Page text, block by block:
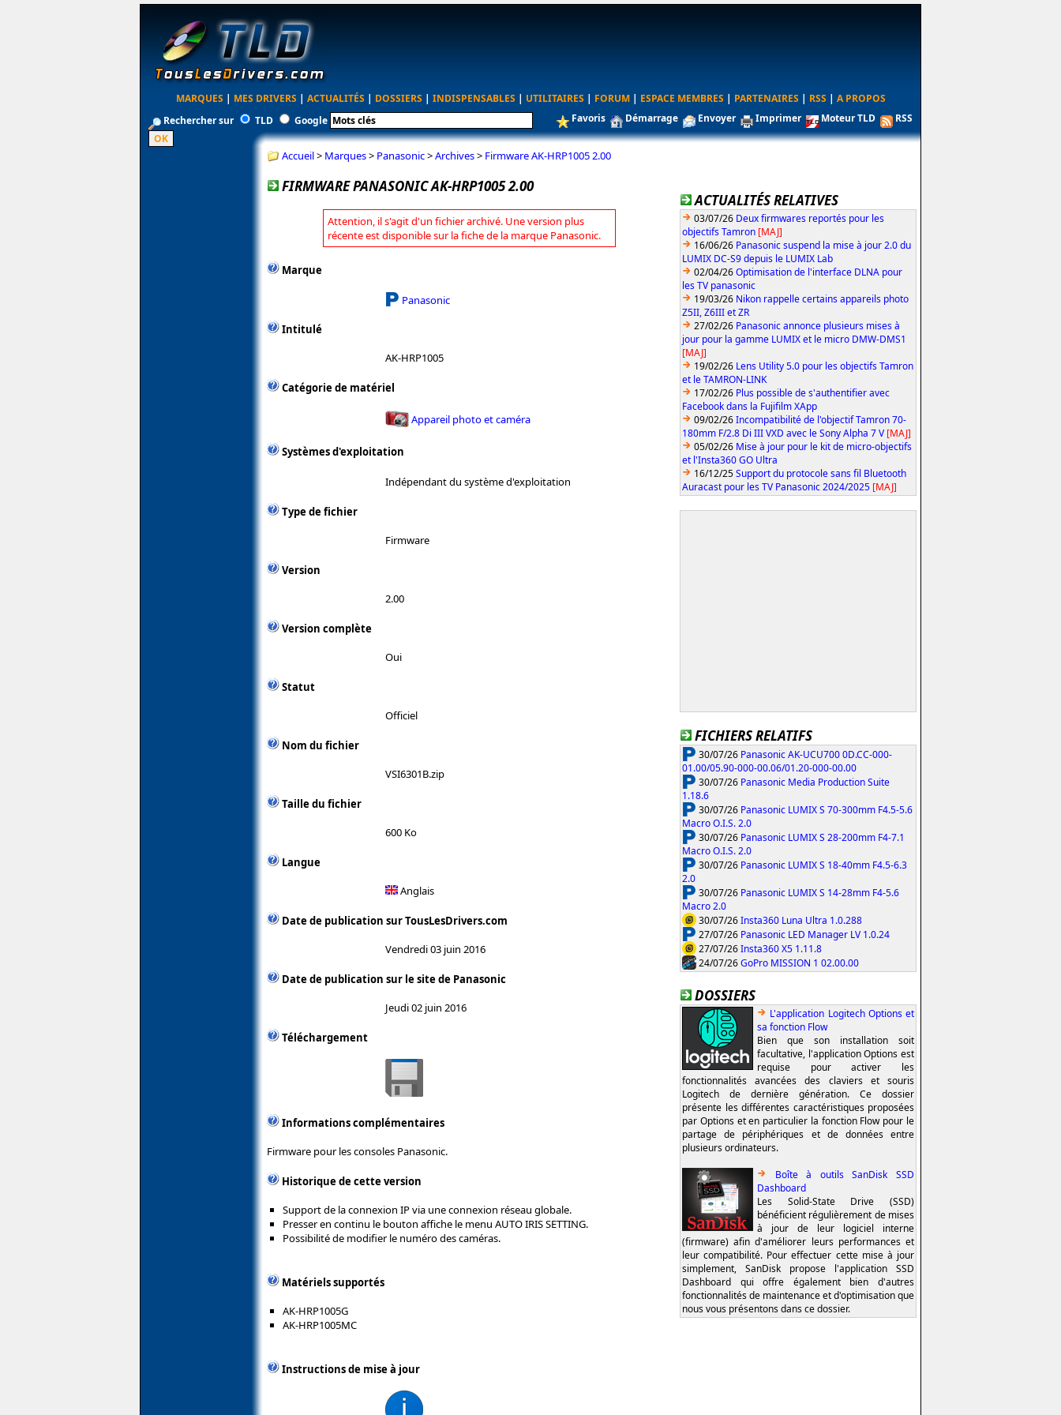
MARQUES | MES DRIVERS | ACTUALITÉS | DOSSIERS | INDISPENSABLES | UTILITAIRES | FORUM | ESPACE MEMBRES | PARTENAIRES | RSS | A PROPOS
Rechercher sur
TLD Google Favoris Démarrage Envoyer Imprimer Moteur TLD RSS
Accueil> Marques> Panasonic>Archives> Firmware AK-HRP1005 2.00
FIRMWARE PANASONIC AK-HRP1005 2.00
Attention, il s'agit d'un fichier archivé. Une version plus
récente est disponible sur la fiche de la marque Panasonic.
Marque
Panasonic
Intitulé
AK-HRP1005
Catégorie de matériel
Appareil photo et caméra
Systèmes d'exploitation
Indépendant du système d'exploitation
Type de fichier
Firmware
Version
2.00
Version complète
Oui
Statut
Officiel
Nom du fichier
VSI6301B.zip
Taille du fichier
600 Ko
Langue
Anglais
Date de publication sur TousLesDrivers.com
Vendredi 03 juin 2016
Date de publication sur le site de Panasonic
Jeudi 02 juin 2016
Téléchargement
Informations complémentaires
Firmware pour les consoles Panasonic.
Historique de cette version
Support de la connexion IP via une connexion réseau globale.
Presser en continu le bouton affiche le menu AUTO IRIS SETTING.
Possibilité de modifier le numéro des caméras.
Matériels supportés
AK-HRP1005G
AK-HRP1005MC
Instructions de mise à jour
ACTUALITÉS RELATIVES
03/07/26 Deux firmwares reportés pour les
objectifs Tamron [MAJ]
16/06/26 Panasonic suspend la mise à jour 2.0 du
LUMIX DC-S9 depuis le LUMIX Lab
02/04/26Optimisation de l'interface DLNA pour
les TV panasonic
19/03/26 Nikon rappelle certains appareils photo
Z5II, Z6III et ZR
27/02/26 Panasonic annonce plusieurs mises à
jour pour la gamme LUMIX et le micro DMW-DMS1
[MAJ]
19/02/26 Lens Utility 5.0 pour les objectifs Tamron
et le TAMRON-LINK
17/02/26 Plus possible de s'authentifier avec
Facebook dans la Fujifilm XApp
09/02/26Incompatibilité de l'objectif Tamron 70-
180mm F/2.8 Di III VXD avec le Sony Alpha 7 V [MAJ]
05/02/26 Mise à jour pour le kit de micro-objectifs
et l'Insta360 GO Ultra
16/12/25Support du protocole sans fil Bluetooth
Auracast pour les TV Panasonic 2024/2025 [MAJ]
FICHIERS RELATIFS
30/07/26 Panasonic AK-UCU700 0D.CC-000-
01.00/05.90-000-00.06/01.20-000-00.00
30/07/26 Panasonic Media Production Suite
1.18.6
30/07/26 Panasonic LUMIX S 70-300mm F4.5-5.6
Macro O.I.S. 2.0
30/07/26 Panasonic LUMIX S 28-200mm F4-7.1
Macro O.I.S. 2.0
30/07/26 Panasonic LUMIX S 18-40mm F4.5-6.3
2.0
30/07/26 Panasonic LUMIX S 14-28mm F4-5.6
Macro 2.0
30/07/26Insta360 Luna Ultra 1.0.288
27/07/26 Panasonic LED Manager LV 1.0.24
27/07/26Insta360 X5 1.11.8
24/07/26GoPro MISSION 1 02.00.00
DOSSIERS
L'application Logitech Options et
sa fonction Flow
Bien que son installation soit
facultative, l'application Options est
requise pour activer les
fonctionnalités avancées des claviers et souris
Logitech de dernière génération. Ce dossier
présente les différentes caractéristiques proposées
par Options et en particulier la fonction Flow pour le
partage de périphériques et de données entre
plusieurs ordinateurs.
Boîte à outils SanDisk SSD
Dashboard
Les Solid-State Drive (SSD)
bénéficient régulièrement de mises
à jour de leur logiciel interne
(firmware) afin d'améliorer leurs performances et
leur compatibilité. Pour effectuer cette mise à jour
simplement, SanDisk propose l'application SSD
Dashboard qui offre également bien d'autres
fonctionnalités de maintenance et d'optimisation que
nous vous présentons dans ce dossier.